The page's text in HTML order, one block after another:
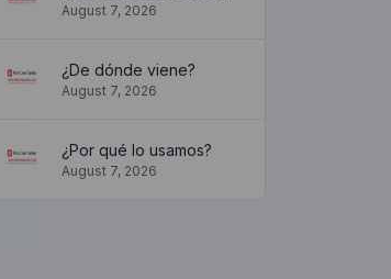
August 7, 2026
¿De dónde viene?
August 7, 2026
¿Por qué lo usamos?
August 7, 2026